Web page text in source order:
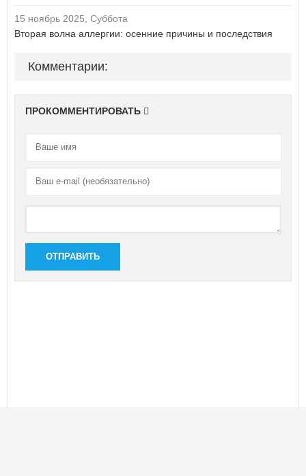
15 ноябрь 2025, Суббота
Вторая волна аллергии: осенние причины и последствия
Комментарии:
ПРОКОММЕНТИРОВАТЬ
ОТПРАВИТЬ